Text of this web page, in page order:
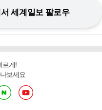
세계일보 팔로우
르게!
보세요